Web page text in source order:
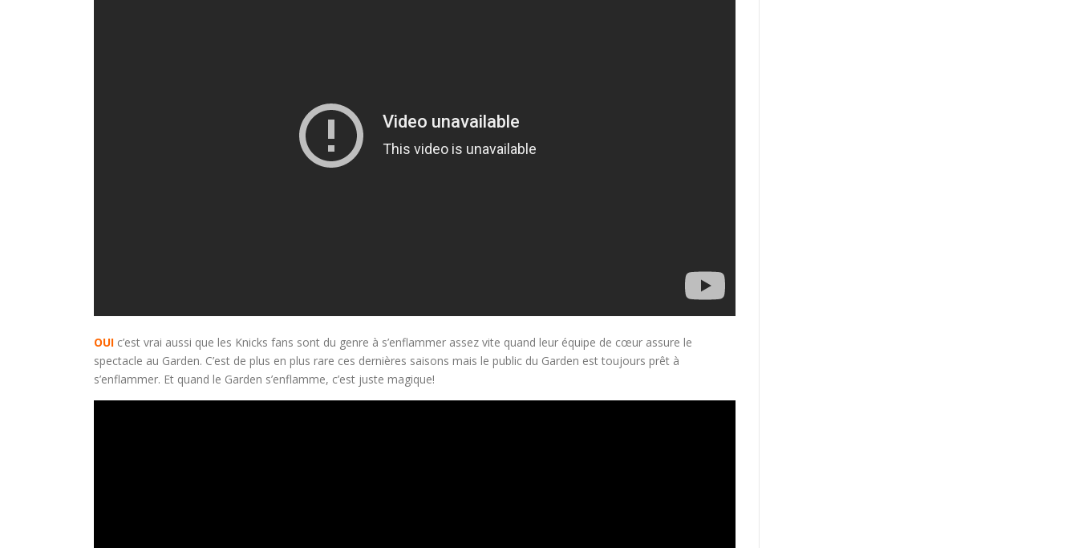
OUI c’est vrai aussi que les Knicks fans sont du genre à s’enflammer assez vite quand leur équipe de cœur assure le
spectacle au Garden. C’est de plus en plus rare ces dernières saisons mais le public du Garden est toujours prêt à
s’enflammer. Et quand le Garden s’enflamme, c’est juste magique!